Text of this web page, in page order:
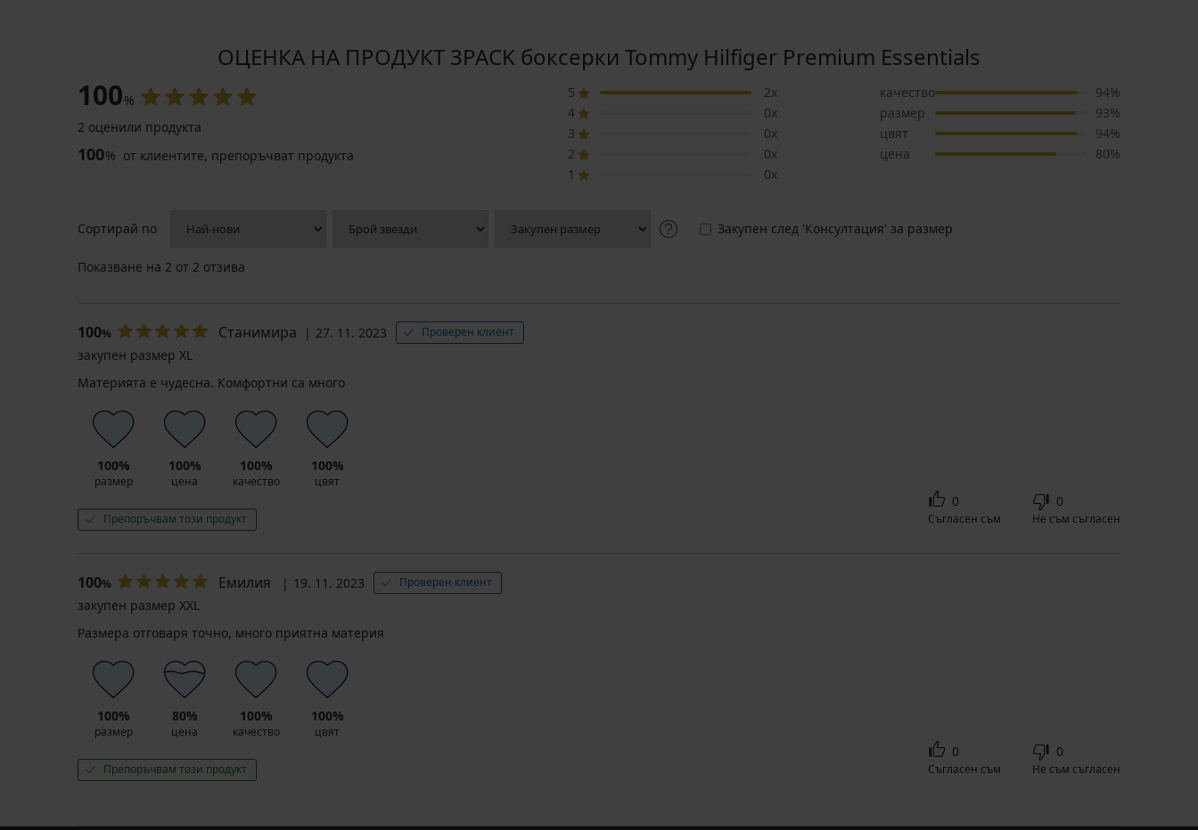
ОЦЕНКА НА ПРОДУКТ 3PACK боксерки Tommy Hilfiger Premium Essentials
100%
2 оценили продукта
100% от клиентите, препоръчват продукта
5
2x
4
0x
3
0x
2
0x
1
0x
качество
94%
размер
93%
цвят
94%
цена
80%
Сортирай по Закупен след 'Консултация' за размер
Показване на 2 от 2 отзива
100% Станимира 27. 11. 2023 Проверен клиент
закупен размер XL
Материята е чудесна. Комфортни са много
100%
размер
100%
цена
100%
качество
100%
цвят
Препоръчвам този продукт
0
Съгласен съм
0
Не съм съгласен
100% Емилия 19. 11. 2023 Проверен клиент
закупен размер XXL
Размера отговаря точно, много приятна материя
100%
размер
80%
цена
100%
качество
100%
цвят
Препоръчвам този продукт
0
Съгласен съм
0
Не съм съгласен